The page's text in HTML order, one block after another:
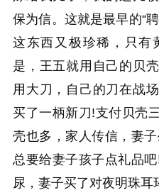
保为信。这就是最早的“
这东西又极珍稀，只有
是，王五就用自己的贝
用大刀，自己的刀在战
买了一柄新刀!支付贝壳
壳也多，家人传信，妻
总要给妻子孩子点礼品
尿，妻子买了对夜明珠